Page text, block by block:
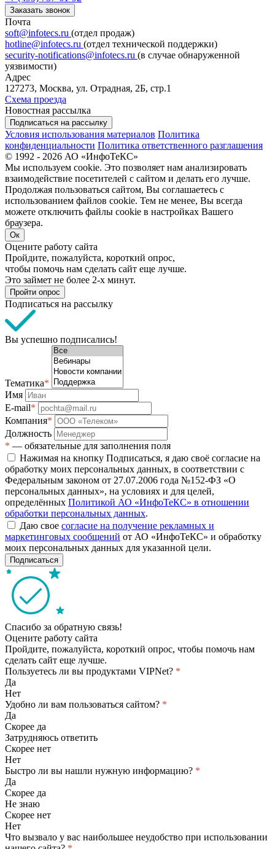
Заказать звонок
Почта
soft@infotecs.ru (отдел продаж)
hotline@infotecs.ru (отдел технической поддержки)
security-notifications@infotecs.ru (в случае обнаруженной
уязвимости)
Адрес
127273, Москва, ул. Отрадная, 2Б, стр.1
Схема проезда
Новостная рассылка
Подписаться на рассылку
Условия использования материалов Политика
конфиденциальности Политика ответственного разглашения
© 1992 - 2026 АО «ИнфоТеКС»
Мы используем cookie. Это позволяет нам анализировать
взаимодействие посетителей с сайтом и делать его лучше.
Продолжая пользоваться сайтом, Вы соглашаетесь с
использованием файлов cookie. Тем не менее, Вы всегда
можете отключить файлы cookie в настройках Вашего
браузера.
Ок
Оцените работу сайта
Пройдите, пожалуйста, короткий опрос,
чтобы помочь нам сделать сайт еще лучше.
Это займет не более 2-х минут.
Пройти опрос
Подписаться на рассылку
Вы успешно подписались!
Тематика*
Имя
E-mail*
Компания*
Должность
* — обязательные для заполнения поля
Нажимая на кнопку Подписаться, я даю своё согласие на
обработку моих персональных данных, в соответствии с
Федеральным законом от 27.07.2006 года №152-ФЗ «О
персональных данных», на условиях и для целей,
определённых Политикой АО «ИнфоТеКС» в отношении
обработки персональных данных.
Даю свое согласие на получение рекламных и
маркетинговых сообщений от АО «ИнфоТеКС» и обработку
моих персональных данных для указанной цели.
Подписаться
Спасибо за обратную связь!
Оцените работу сайта
Пройдите, пожалуйста, короткий опрос, чтобы помочь нам
сделать сайт еще лучше.
Пользуетесь ли вы продуктами VIPNet? *
Да
Нет
Удобно ли вам пользоваться сайтом? *
Да
Скорее да
Затрудняюсь ответить
Скорее нет
Нет
Быстро ли вы нашли нужную информацию? *
Да
Скорее да
Не знаю
Скорее нет
Нет
Что вызвало у вас наибольшее неудобство при использовании